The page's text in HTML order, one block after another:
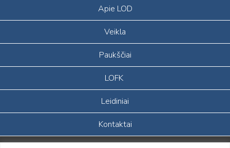
Apie LOD
Veikla
Paukščiai
LOFK
Leidiniai
Kontaktai